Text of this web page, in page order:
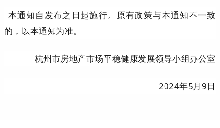
本通知自发布之日起施行。原有政策与本通知不一致
的，以本通知为准。
杭州市房地产市场平稳健康发展领导小组办公室
2024年5月9日